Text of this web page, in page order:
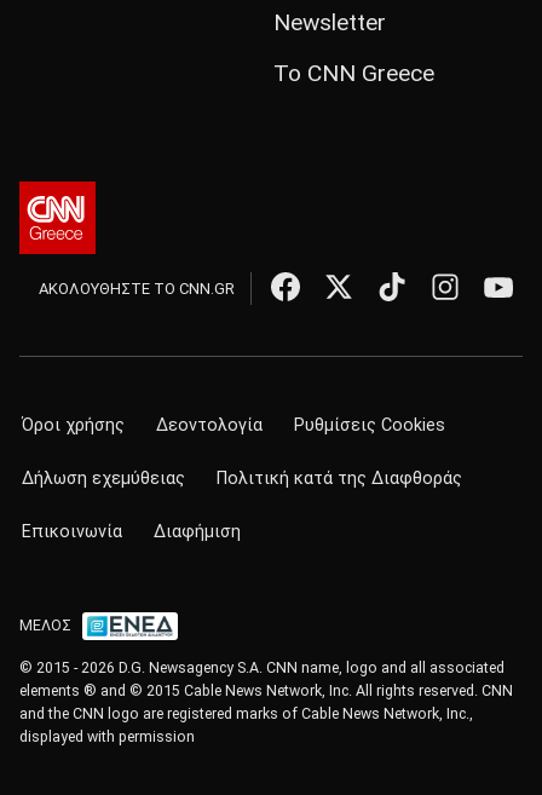
Newsletter
Το CNN Greece
ΑΚΟΛΟΥΘΗΣΤΕ ΤΟ CNN.GR
Όροι χρήσης Δεοντολογία Ρυθμίσεις Cookies
Δήλωση εχεμύθειας Πολιτική κατά της Διαφθοράς
Επικοινωνία Διαφήμιση
ΜΕΛΟΣ
© 2015 - 2026 D.G. Newsagency S.A. CNN name, logo and all associated
elements ® and © 2015 Cable News Network, Inc. All rights reserved. CNN
and the CNN logo are registered marks of Cable News Network, Inc.,
displayed with permission